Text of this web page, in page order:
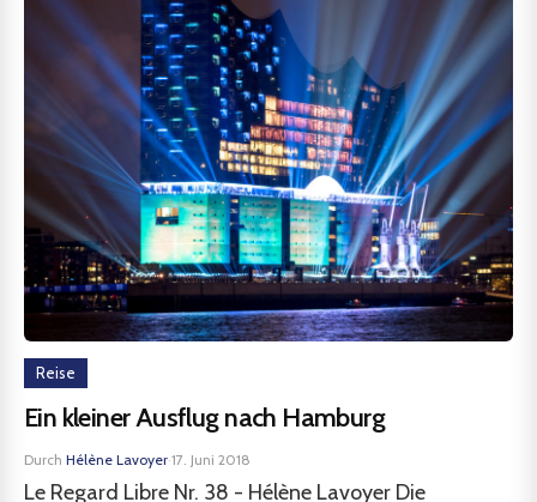
Reise
Ein kleiner Ausflug nach Hamburg
Durch Hélène Lavoyer·17. Juni 2018
Le Regard Libre Nr. 38 - Hélène Lavoyer Die